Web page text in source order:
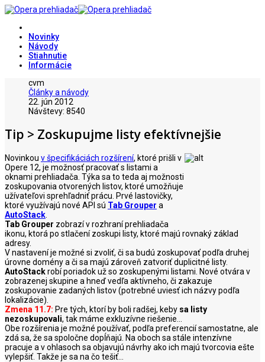
Novinky
Návody
Stiahnutie
Informácie
cvm
Články a návody
22. jún 2012
Návštevy: 8540
Tip > Zoskupujme listy efektívnejšie
Novinkou v špecifikáciách rozšírení, ktoré prišli v
Opere 12, je možnosť pracovať s listami a
oknami prehliadača. Týka sa to teda aj možnosti
zoskupovania otvorených listov, ktoré umožňuje
užívateľovi sprehľadniť prácu. Prvé lastovičky,
ktoré využívajú nové API sú Tab Grouper a
AutoStack
Tab Grouper zobrazí v rozhraní prehliadača
ikonu, ktorá po stlačení zoskupi listy, ktoré majú rovnaký základ
adresy.
V nastavení je možné si zvoliť, či sa budú zoskupovať podľa druhej
úrovne domény a či sa majú zároveň zatvoriť duplicitné listy.
AutoStackrobí poriadok už so zoskupenými listami. Nové otvára v
zobrazenej skupine a hneď vedľa aktívneho, či zakazuje
zoskupovanie zadaných listov (potrebné uviesť ich názvy podľa
lokalizácie).
Zmena 11.7: Pre tých, ktorí by boli radšej, keby sa listy
nezoskupovali, tak máme exkluzívne riešenie...
Obe rozšírenia je možné používať, podľa preferencií samostatne, ale
zdá sa, že sa spoločne dopĺňajú. Na oboch sa stále intenzívne
pracuje a v ohlasoch sa objavujú návrhy ako ich majú tvorcovia ešte
vylepšiť. Takže je sa na čo tešiť...